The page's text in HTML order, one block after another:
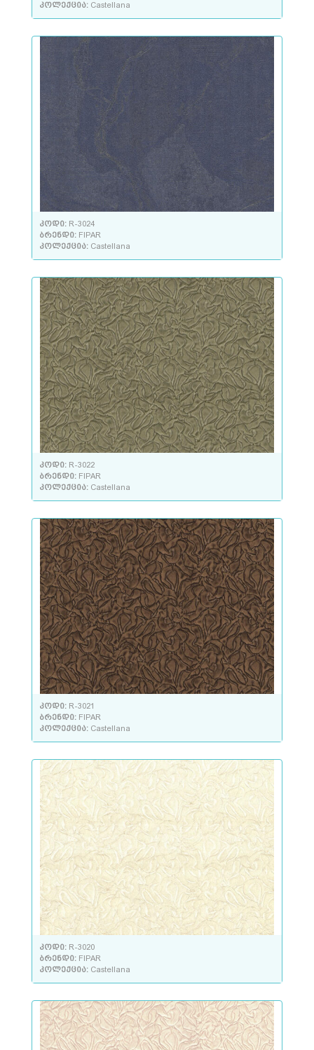
კოლექცია: Castellana
კოდი: R-3024
ბრენდი: FIPAR
კოლექცია: Castellana
კოდი: R-3022
ბრენდი: FIPAR
კოლექცია: Castellana
კოდი: R-3021
ბრენდი: FIPAR
კოლექცია: Castellana
კოდი: R-3020
ბრენდი: FIPAR
კოლექცია: Castellana